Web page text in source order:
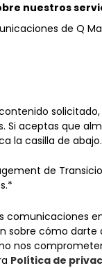
nuestros
de Q
Si aceptas que
la casilla de abajo.
de
comunicaciones
sobre cómo darte
nos
Política de